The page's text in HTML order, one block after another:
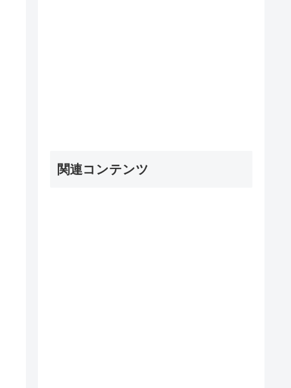
関連コンテンツ